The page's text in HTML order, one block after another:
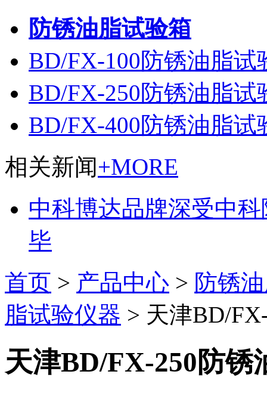
防锈油脂试验箱
BD/FX-100防锈油脂试
BD/FX-250防锈油脂试
BD/FX-400防锈油脂试
相关新闻+MORE
中科博达品牌深受中
毕
首页 > 产品中心 > 防锈
脂试验仪器 > 天津BD/
天津BD/FX-250防锈